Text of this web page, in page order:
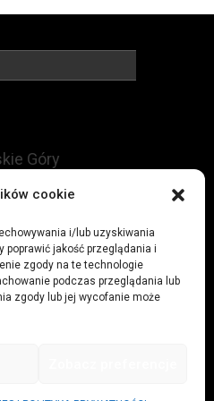
cookie
i/lub uzyskiwania
poprawić jakość przeglądania i
zgody na te technologie
podczas przeglądania lub
zgody lub jej wycofanie może
Góry